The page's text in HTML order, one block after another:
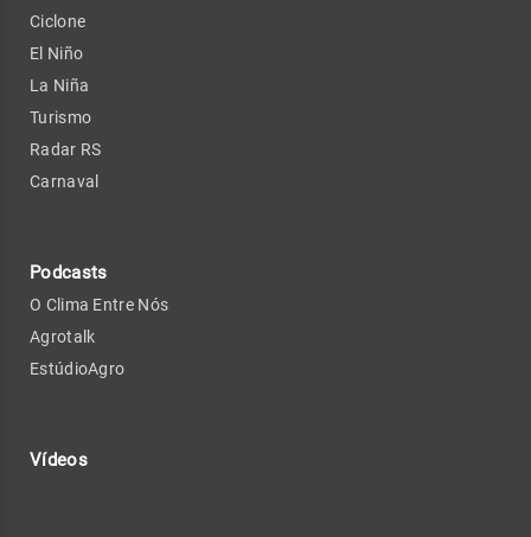
Ciclone
El Niño
La Niña
Turismo
Radar RS
Carnaval
Podcasts
O Clima Entre Nós
Agrotalk
EstúdioAgro
Vídeos